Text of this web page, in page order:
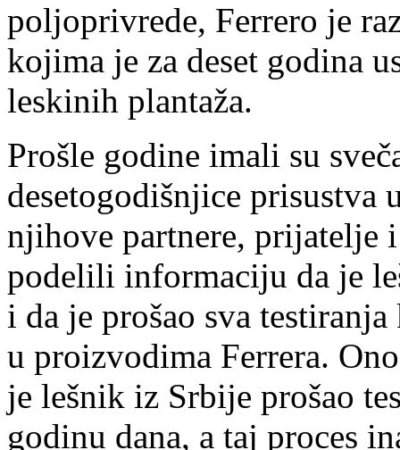
poljoprivrede, Ferrero je
kojima je za deset godina
leskinih plantaža.
Prošle godine imali su
desetogodišnjice
njihove partnere, prijatelje
podelili informaciju da je
i da je prošao sva
u proizvodima Ferrera.
je lešnik iz Srbije prošao
godinu dana, a taj proces